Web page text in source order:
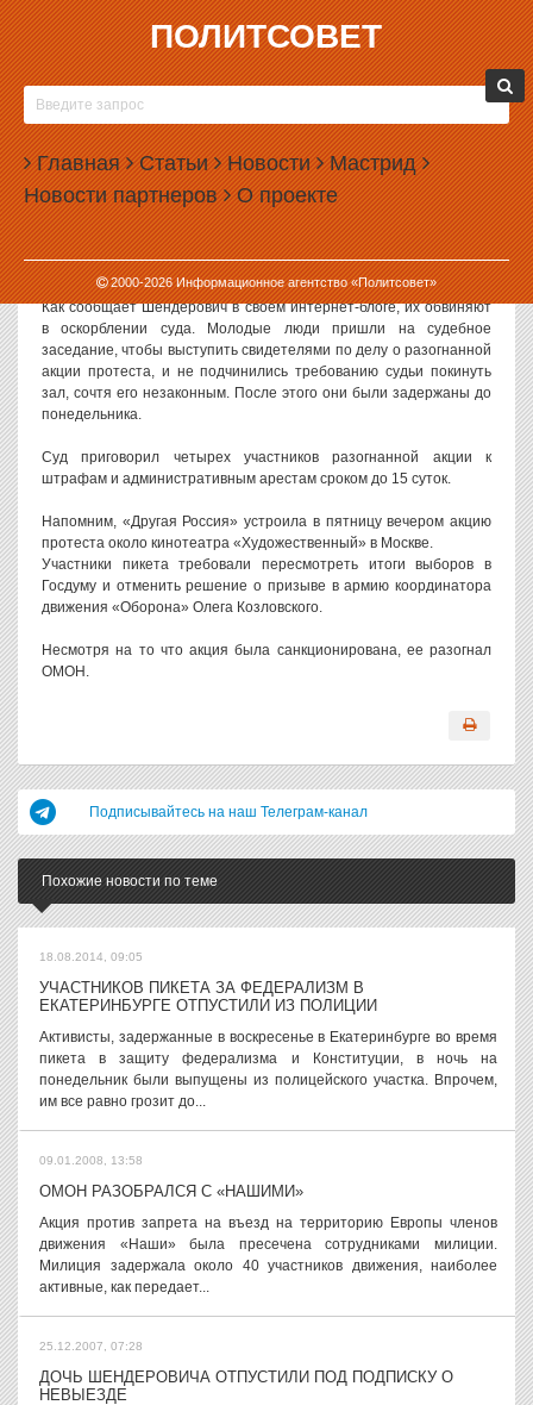
ПОЛИТСОВЕТ
Главная Статьи Новости Мастрид
Новости партнеров О проекте
2000-2026Информационное агентство «Политсовет»
24.12.2007, 08:01
ДОЧЬ ВИКТОРА ШЕНДЕРОВИЧА ЗАДЕРЖАЛИ
ЗА НЕПОДЧИНЕНИЕ СУДУ
Дочь публициста Виктора Шендеровича, Валентина, в
воскресенье вечером была взята под стражу в зале Пресненского
суда Москвы, где рассматривались дела четырех активистов
«Другой России», задержанных в ходе разгона пикета 21
декабря. Об этом сообщает ИА «Лента.ру».
Как сообщает Шендерович в своем интернет-блоге, их обвиняют
в оскорблении суда. Молодые люди пришли на судебное
заседание, чтобы выступить свидетелями по делу о разогнанной
акции протеста, и не подчинились требованию судьи покинуть
зал, сочтя его незаконным. После этого они были задержаны до
понедельника.
Суд приговорил четырех участников разогнанной акции к
штрафам и административным арестам сроком до 15 суток.
Напомним, «Другая Россия» устроила в пятницу вечером акцию
протеста около кинотеатра «Художественный» в Москве.
Участники пикета требовали пересмотреть итоги выборов в
Госдуму и отменить решение о призыве в армию координатора
движения «Оборона» Олега Козловского.
Несмотря на то что акция была санкционирована, ее разогнал
ОМОН.
Подписывайтесь на наш Телеграм-канал
Похожие новости по теме
18.08.2014, 09:05
УЧАСТНИКОВ ПИКЕТА ЗА ФЕДЕРАЛИЗМ В
ЕКАТЕРИНБУРГЕ ОТПУСТИЛИ ИЗ ПОЛИЦИИ
Активисты, задержанные в воскресенье в Екатеринбурге во время
пикета в защиту федерализма и Конституции, в ночь на
понедельник были выпущены из полицейского участка. Впрочем,
им все равно грозит до...
09.01.2008, 13:58
ОМОН РАЗОБРАЛСЯ С «НАШИМИ»
Акция против запрета на въезд на территорию Европы членов
движения «Наши» была пресечена сотрудниками милиции.
Милиция задержала около 40 участников движения, наиболее
активные, как передает...
25.12.2007, 07:28
ДОЧЬ ШЕНДЕРОВИЧА ОТПУСТИЛИ ПОД ПОДПИСКУ О
НЕВЫЕЗДЕ